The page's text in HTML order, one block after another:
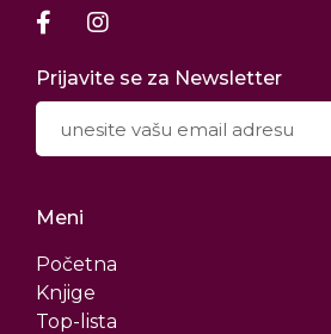
Prijavite se za Newsletter
Meni
Početna
Knjige
Top-lista